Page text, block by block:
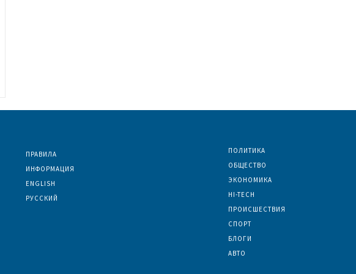
ПРАВИЛА
ИНФОРМАЦИЯ
ENGLISH
РУССКИЙ
ПОЛИТИКА
ОБЩЕСТВО
ЭКОНОМИКА
HI-TECH
ПРОИСШЕСТВИЯ
СПОРТ
БЛОГИ
АВТО